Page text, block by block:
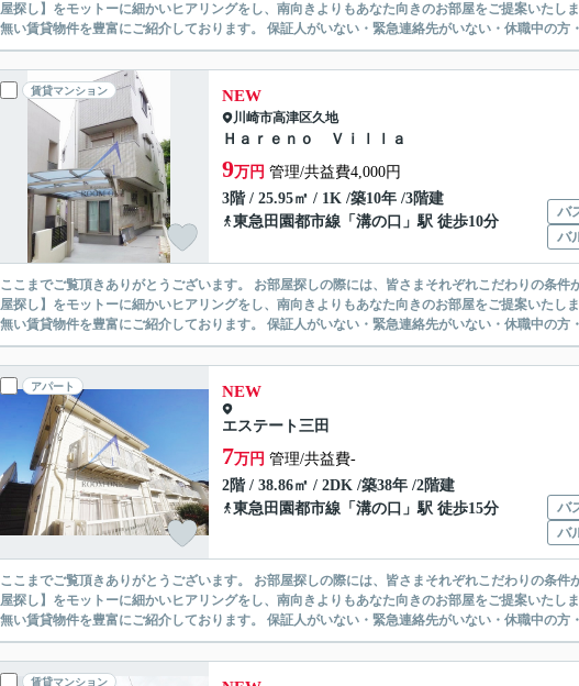
屋探し】をモットーに細かいヒアリングをし、南向きよりもあなた向きのお部屋をご提案いたします。 シングル物件からファミリー物件まで、
無い賃貸物件を豊富にご紹介しております。 保証人がいない・緊急連絡先がいな
賃貸マンション NEW
川崎市高津区久地
Ｈａｒｅｎｏ Ｖｉｌｌａ
9万円 管理/共益費4,000円
3階 / 25.95㎡ / 1K /築10年 /3階建
東急田園都市線 「 溝の口 」駅 徒歩10分
バ
バ
ここまでご覧頂きありがとうございます。 お部屋探しの際には、皆さまそれぞれこだわりの条件があると思いますが、当社では【あなたに１番のお部
屋探し】をモットーに細かいヒアリングをし、南向きよりもあなた向きのお部屋をご提案いたします。 シングル物件からファミリー物件まで、
無い賃貸物件を豊富にご紹介しております。 保証人がいない・緊急連絡先がいな
アパート NEW
エステート三田
7万円 管理/共益費-
2階 / 38.86㎡ / 2DK /築38年 /2階建
東急田園都市線 「 溝の口 」駅 徒歩15分 バ
バ
ここまでご覧頂きありがとうございます。 お部屋探しの際には、皆さまそれぞれこだわりの条件があると思いますが、当社では【あなたに１番のお部
屋探し】をモットーに細かいヒアリングをし、南向きよりもあなた向きのお部屋をご提案いたします。 シングル物件からファミリー物件まで、
無い賃貸物件を豊富にご紹介しております。 保証人がいない・緊急連絡先がいな
賃貸マンション